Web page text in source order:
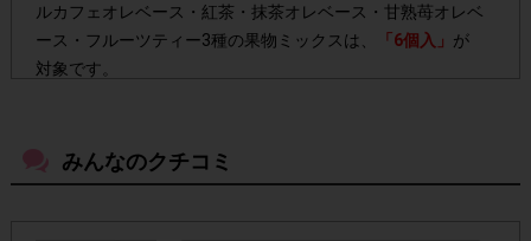
ルカフェオレベース・紅茶・抹茶オレベース・甘熟苺オレベ
ース・フルーツティー3種の果物ミックスは、
「6個入」 が
対象です。
い。みんなのクチコミ